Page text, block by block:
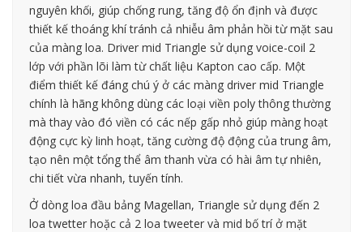
nguyên khối, giúp chống rung, tăng độ ổn định và được
thiết kế thoáng khí tránh cả nhiễu âm phản hồi từ mặt sau
của màng loa. Driver mid Triangle sử dụng voice-coil 2
lớp với phần lõi làm từ chất liệu Kapton cao cấp. Một
điểm thiết kế đáng chú ý ở các màng driver mid Triangle
chính là hãng không dùng các loại viền poly thông thường
mà thay vào đó viền có các nếp gấp nhỏ giúp màng hoạt
động cực kỳ linh hoạt, tăng cường độ động của trung âm,
tạo nên một tổng thể âm thanh vừa có hài âm tự nhiên,
chi tiết vừa nhanh, tuyến tính.
Ở dòng loa đầu bảng Magellan, Triangle sử dụng đến 2
loa twetter hoặc cả 2 loa tweeter và mid bố trí ở mặt